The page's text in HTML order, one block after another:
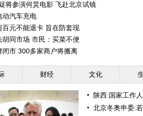
将参演何炅电影 飞赴北京试镜
动汽车充电
元不能退卡 旨在防套现
同市场 市民：买菜不便
市 300多家商户将搬离
财经 文化
陕西:国家工作
北京冬奥申委: